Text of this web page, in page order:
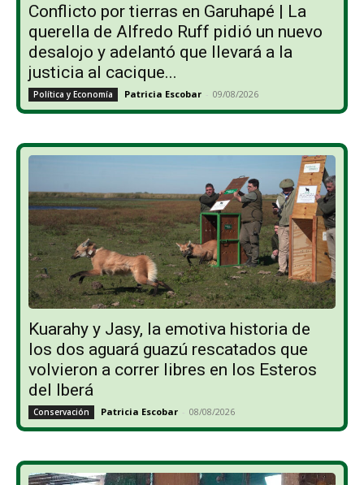
Conflicto por tierras en Garuhapé | La
querella de Alfredo Ruff pidió un nuevo
desalojo y adelantó que llevará a la
justicia al cacique...
Política y Economía Patricia Escobar - 09/08/2026
Kuarahy y Jasy, la emotiva historia de
los dos aguará guazú rescatados que
volvieron a correr libres en los Esteros
del Iberá
Conservación Patricia Escobar - 08/08/2026